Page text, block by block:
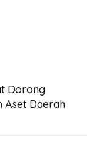
Dorong
Aset Daerah